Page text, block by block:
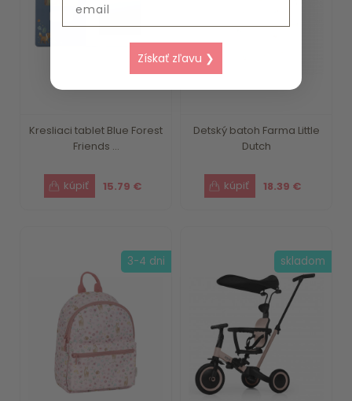
Kresliaci tablet Blue Forest
Friends ...
15.79 €
Detský batoh Farma Little
Dutch
18.39 €
3-4 dni skladom
Získať zľavu ❯